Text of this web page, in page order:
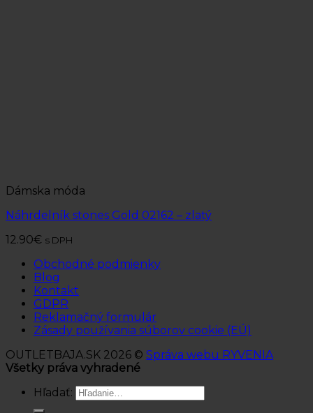
Dámska móda
Náhrdelník stones Gold 02162 – zlatý
12.90€ s DPH
Obchodné podmienky
Blog
Kontakt
GDPR
Reklamačný formulár
Zásady používania súborov cookie (EÚ)
OUTLETBAJA.SK 2026 © Správa webu RYVENIA
Všetky práva vyhradené
Hľadať: